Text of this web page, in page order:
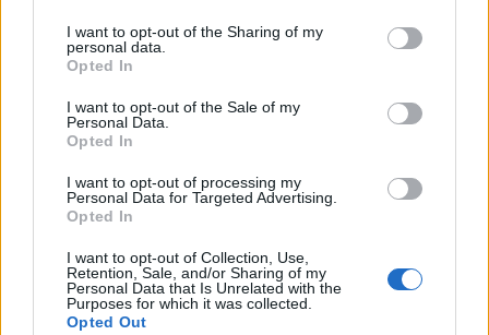
not limited to your visit or usage behaviour. You may click to
grant or deny consent to Google and its third-party tags to
use your data for below specified purposes in below Google
consent section.
I want to opt-out of the Sharing of my
personal data.
Opted In
I want to opt-out of the Sale of my
Personal Data.
Opted In
I want to opt-out of processing my
Personal Data for Targeted Advertising.
Opted In
I want to opt-out of Collection, Use,
Retention, Sale, and/or Sharing of my
Personal Data that Is Unrelated with the
Purposes for which it was collected.
Opted Out
Meteo Olbia 7 agosto, sole e caldo tornano
protagonisti
Test tunnel Olbia: rampe chiuse ancora fino a
Aggius conquista la classifica delle mete più
amate dell’estate 2026